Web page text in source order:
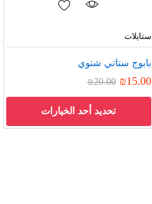
ستايلات
بابوج ستاتي شتوي
₪15.00
₪20.00
تحديد أحد الخيارات